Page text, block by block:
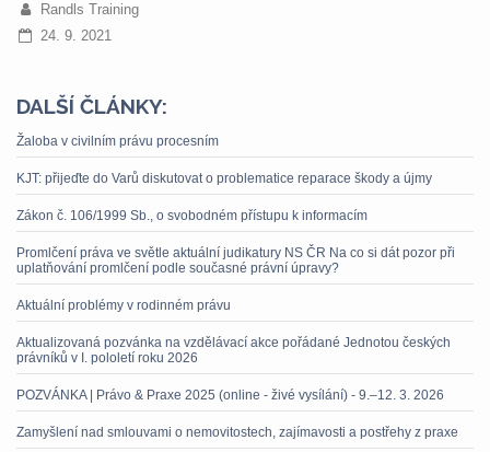
Randls Training
24. 9. 2021
DALŠÍ ČLÁNKY:
Žaloba v civilním právu procesním
KJT: přijeďte do Varů diskutovat o problematice reparace škody a újmy
Zákon č. 106/1999 Sb., o svobodném přístupu k informacím
Promlčení práva ve světle aktuální judikatury NS ČR Na co si dát pozor při
uplatňování promlčení podle současné právní úpravy?
Aktuální problémy v rodinném právu
Aktualizovaná pozvánka na vzdělávací akce pořádané Jednotou českých
právníků v I. pololetí roku 2026
POZVÁNKA | Právo & Praxe 2025 (online - živé vysílání) - 9.–12. 3. 2026
Zamyšlení nad smlouvami o nemovitostech, zajímavosti a postřehy z praxe